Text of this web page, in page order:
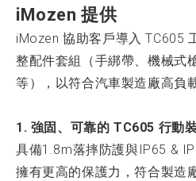
iMozen 提供
iMozen 協助客戶導入 TC605
整配件套組（手綁帶、機械式
等），以符合汽車製造廠高負
1. 強固、可靠的 TC605 行動
具備1.8m落摔防護與IP65 &
擁有更高的保護力，符合製造